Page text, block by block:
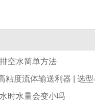
空水简单方法
粘度流体输送利器 | 选
时水量会变小吗